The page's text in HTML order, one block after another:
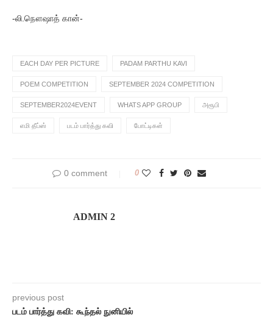
-லி.நௌஷாத் கான்-
EACH DAY PER PICTURE PADAM PARTHU KAVI
POEM COMPETITION SEPTEMBER 2024 COMPETITION
SEPTEMBER2024EVENT WHATS APP GROUP அரூபி
எமி தீப்ஸ் படம் பார்த்து கவி போட்டிகள்
0 comment 0
ADMIN 2
previous post
படம் பார்த்து கவி: கூந்தல் நுனியில்